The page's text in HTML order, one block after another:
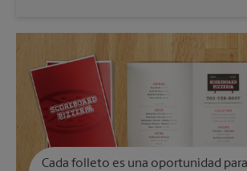
Cada folleto es una oportunidad